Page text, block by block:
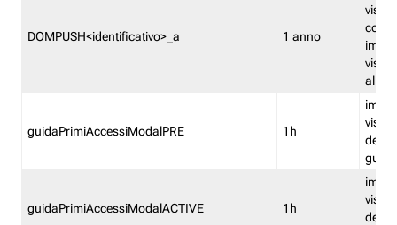
DOMPUSH<identificativo>_a 1 anno
guidaPrimiAccessiModalPRE 1h
della
guidaPrimiAccessiModalACTIVE 1h
della